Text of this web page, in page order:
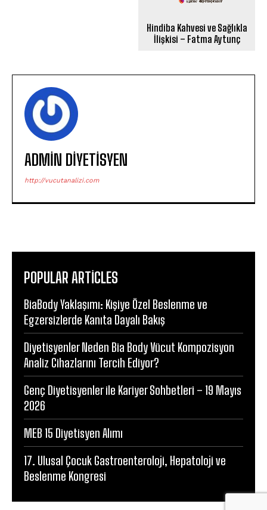
Hindiba Kahvesi ve Sağlıkla
İlişkisi – Fatma Aytunç
ADMIN DIYETISYEN
http://vucutanalizi.com
POPULAR ARTICLES
BiaBody Yaklaşımı: Kişiye Özel Beslenme ve
Egzersizlerde Kanıta Dayalı Bakış
Diyetisyenler Neden Bia Body Vücut Kompozisyon
Analiz Cihazlarını Tercih Ediyor?
Genç Diyetisyenler ile Kariyer Sohbetleri – 19 Mayıs
2026
MEB 15 Diyetisyen Alımı
17. Ulusal Çocuk Gastroenteroloji, Hepatoloji ve
Beslenme Kongresi